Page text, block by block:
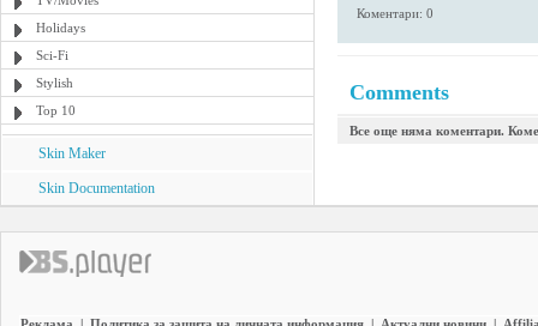
Holidays
Sci-Fi
Stylish
Top 10
Skin Maker
Skin Documentation
Коментари: 0
Comments
Все още няма коментари.